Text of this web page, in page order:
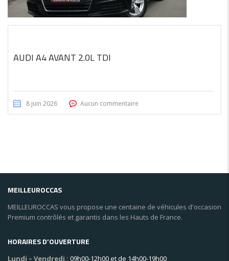
AUDI A4 AVANT 2.0L TDI
8 juin 2026 Aucun commentaire
MEILLEUROCCAS
MEILLEUROCCAS vous propose une centaine de véhicules d'occasion
Premium contrôlés et garantis dans les Hauts de France.
HORAIRES D’OUVERTURE
Lundi – Vendredi : 09h00-12h00 et de 14h00-19h00